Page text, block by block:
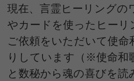
現在、言霊ヒーリングの
やカードを使ったヒーリ
ご依頼をいただいて使
りしています（※使命和
と数秘から魂の喜びを読